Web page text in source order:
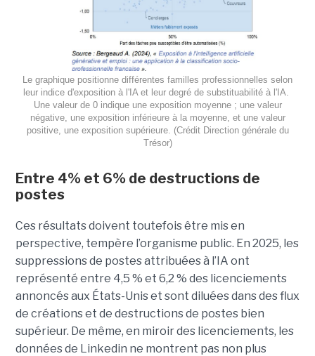
Le graphique positionne différentes familles professionnelles selon
leur indice d'exposition à l'IA et leur degré de substituabilité à l'IA.
Une valeur de 0 indique une exposition moyenne ; une valeur
négative, une exposition inférieure à la moyenne, et une valeur
positive, une exposition supérieure. (Crédit Direction générale du
Trésor)
Entre 4% et 6% de destructions de
postes
Ces résultats doivent toutefois être mis en
perspective, tempère l’organisme public. En 2025, les
suppressions de postes attribuées à l’IA ont
représenté entre 4,5 % et 6,2 % des licenciements
annoncés aux États-Unis et sont diluées dans des flux
de créations et de destructions de postes bien
supérieur. De même, en miroir des licenciements, les
données de Linkedin ne montrent pas non plus